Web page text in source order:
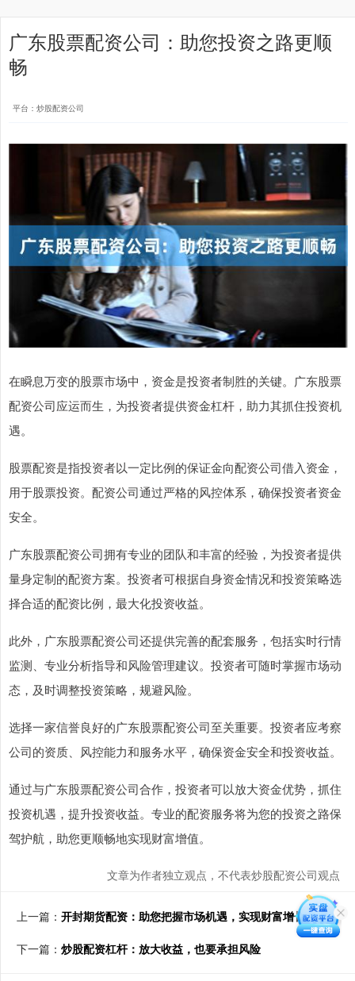
广东股票配资公司：助您投资之路更顺
畅
平台：炒股配资公司
在瞬息万变的股票市场中，资金是投资者制胜的关键。广东股票
配资公司应运而生，为投资者提供资金杠杆，助力其抓住投资机
遇。
股票配资是指投资者以一定比例的保证金向配资公司借入资金，
用于股票投资。配资公司通过严格的风控体系，确保投资者资金
安全。
广东股票配资公司拥有专业的团队和丰富的经验，为投资者提供
量身定制的配资方案。投资者可根据自身资金情况和投资策略选
择合适的配资比例，最大化投资收益。
此外，广东股票配资公司还提供完善的配套服务，包括实时行情
监测、专业分析指导和风险管理建议。投资者可随时掌握市场动
态，及时调整投资策略，规避风险。
选择一家信誉良好的广东股票配资公司至关重要。投资者应考察
公司的资质、风控能力和服务水平，确保资金安全和投资收益。
通过与广东股票配资公司合作，投资者可以放大资金优势，抓住
投资机遇，提升投资收益。专业的配资服务将为您的投资之路保
驾护航，助您更顺畅地实现财富增值。
文章为作者独立观点，不代表炒股配资公司观点
上一篇： 开封期货配资：助您把握市场机遇，实现财富增长
下一篇： 炒股配资杠杆：放大收益，也要承担风险